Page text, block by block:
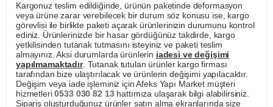
Kargonuz teslim edildiğinde, ürünün paketinde deformasyon
veya ürüne zarar verebilecek bir durum söz konusu ise, kargo
görevlisi ile birlikte paketi açarak ürünlerinizin durumunu kontrol
ediniz. Ürünlerinizde bir hasar gördüğünüz takdirde, kargo
yetkilisinden tutanak tutmasını isteyiniz ve paketi teslim
almayınız. Aksi durumlarda ürünlerin iadesi ve değişimi
yapılmamaktadır. Tutanak tutulan ürünler kargo firması
tarafından bize ulaştırılacak ve ürünlerin değişimi yapılacaktır.
Değişim veya iade işleminiz için Afeks Yapı Market müşteri
hizmetleri0533 030 82 13hattımıza ulaşarak bilgi alabilirsiniz.
Sipariş oluşturduğunuz ürünler satın alma ekranlarında size